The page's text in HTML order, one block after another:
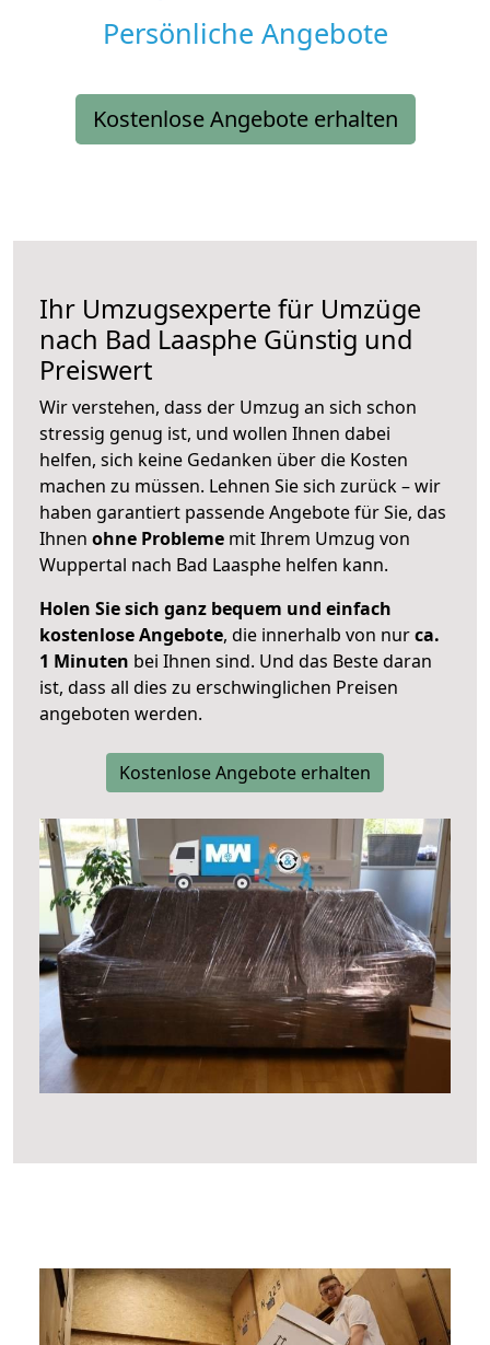
Persönliche Angebote
Kostenlose Angebote erhalten
Ihr Umzugsexperte für Umzüge
nach Bad Laasphe Günstig und
Preiswert
Wir verstehen, dass der Umzug an sich schon
stressig genug ist, und wollen Ihnen dabei
helfen, sich keine Gedanken über die Kosten
machen zu müssen. Lehnen Sie sich zurück – wir
haben garantiert passende Angebote für Sie, das
Ihnen ohne Probleme mit Ihrem Umzug von
Wuppertal nach Bad Laasphe helfen kann.
Holen Sie sich ganz bequem und einfach
kostenlose Angebote, die innerhalb von nurca.
1 Minuten bei Ihnen sind. Und das Beste daran
ist, dass all dies zu erschwinglichen Preisen
angeboten werden.
Kostenlose Angebote erhalten